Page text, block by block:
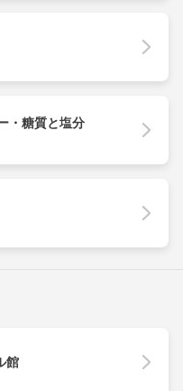
・糖質と塩分
館